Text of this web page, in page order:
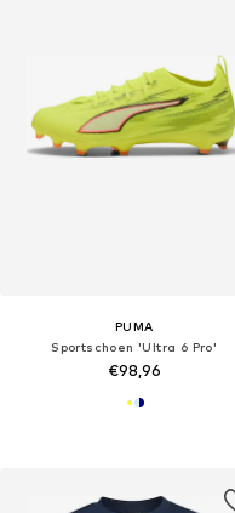
PUMA
Sportschoen 'Ultra 6 Pro'
€98,96